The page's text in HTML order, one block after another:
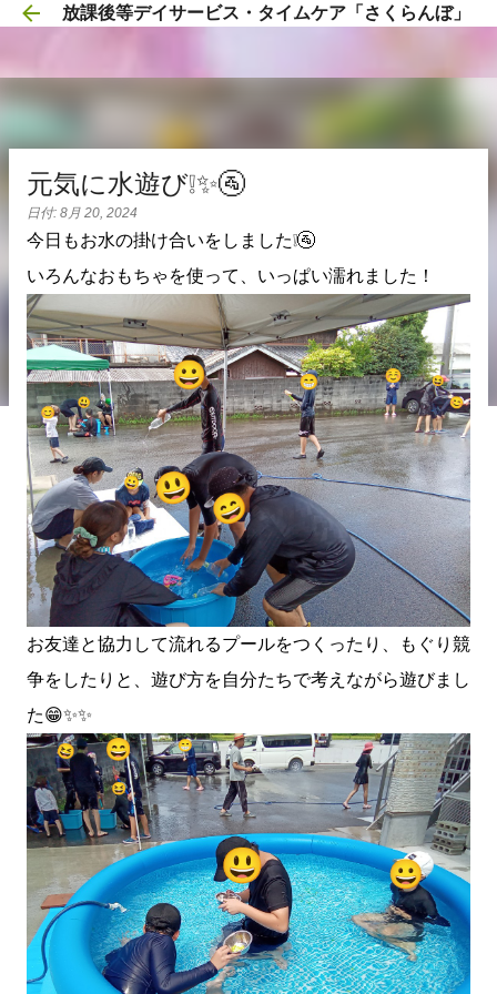
スキップしてメイン コンテンツに移動
放課後等デイサービス・タイムケア「さくらんぼ」
元気に水遊び❕✨🚰
日付: 8月 20, 2024
今日もお水の掛け合いをしました❕🚰
いろんなおもちゃを使って、いっぱい濡れました！
お友達と協力して流れるプールをつくったり、もぐり競
争をしたりと、遊び方を自分たちで考えながら遊びまし
た😁✨✨